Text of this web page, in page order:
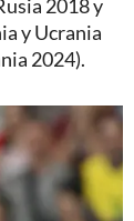
2018 y
y Ucrania
2024).